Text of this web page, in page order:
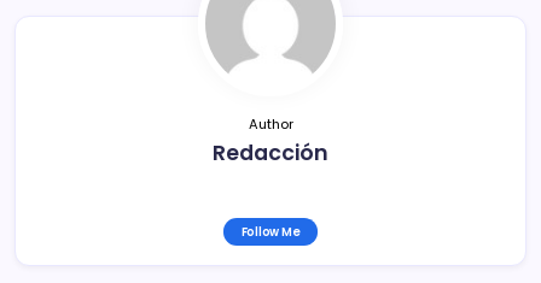
Author
Redacción
Follow Me